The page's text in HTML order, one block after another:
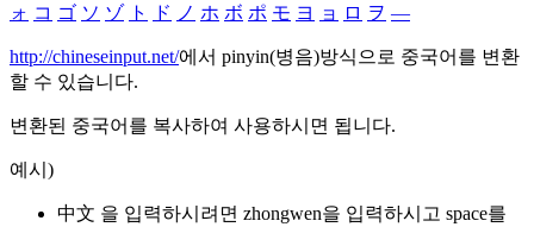
ォ コ ゴ ソ ゾ ト ド ノ ホ ボ ポ モ ヨ ョ ロ ヲ ―
http://chineseinput.net/에서 pinyin(병음)방식으로 중국어를 변환
할 수 있습니다.
변환된 중국어를 복사하여 사용하시면 됩니다.
예시)
中文 을 입력하시려면 zhongwen을 입력하시고 space를